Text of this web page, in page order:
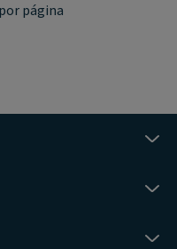
página